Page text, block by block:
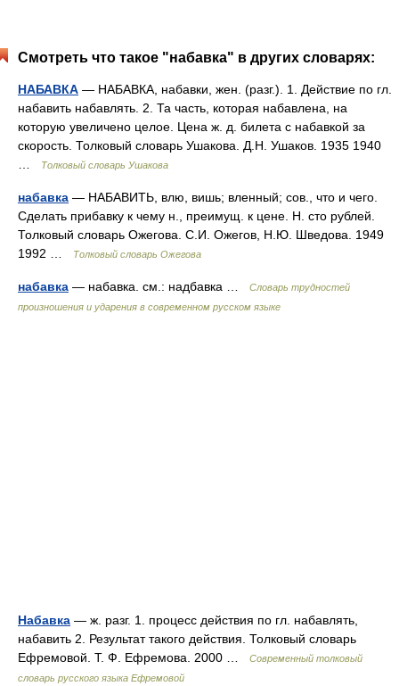
Смотреть что такое "набавка" в других словарях:
НАБАВКА — НАБАВКА, набавки, жен. (разг.). 1. Действие по гл.
набавить набавлять. 2. Та часть, которая набавлена, на
которую увеличено целое. Цена ж. д. билета с набавкой за
скорость. Толковый словарь Ушакова. Д.Н. Ушаков. 1935 1940
Толковый словарь Ушакова
набавка — НАБАВИТЬ, влю, вишь; вленный; сов., что и чего.
Сделать прибавку к чему н., преимущ. к цене. Н. сто рублей.
Толковый словарь Ожегова. С.И. Ожегов, Н.Ю. Шведова. 1949
1992 …
Толковый словарь Ожегова
набавка — набавка. см.: надбавка …
Словарь трудностей
произношения и ударения в современном русском языке
Набавка — ж. разг. 1. процесс действия по гл. набавлять,
набавить 2. Результат такого действия. Толковый словарь
Ефремовой. Т. Ф. Ефремова. 2000 …
Современный толковый
словарь русского языка Ефремовой